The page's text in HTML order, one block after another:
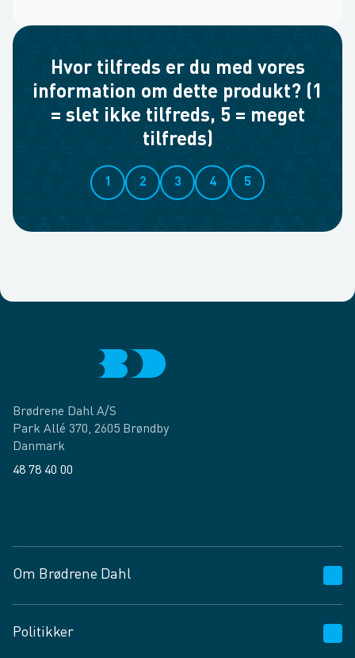
Hvor tilfreds er du med vores
information om dette produkt? (1
= slet ikke tilfreds, 5 = meget
tilfreds)
1 2 3 4 5
Brødrene Dahl A/S
Park Allé 370, 2605 Brøndby
Danmark
48 78 40 00
Om Brødrene Dahl
Vagttelefon 30 10 89 89
Politikker